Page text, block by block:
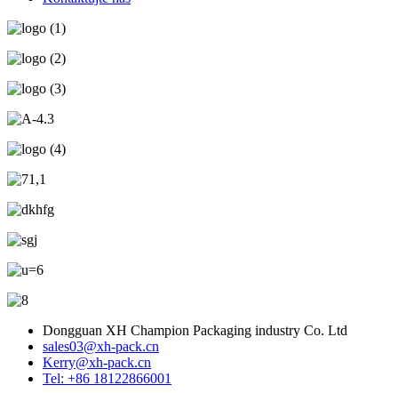
Dongguan XH Champion Packaging industry Co. Ltd
sales03@xh-pack.cn
Kerry@xh-pack.cn
Tel: +86 18122866001